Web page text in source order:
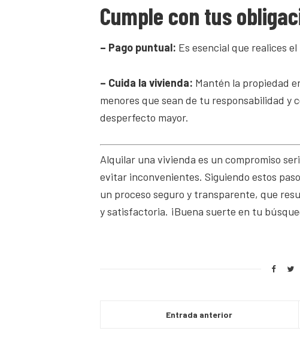
Cumple con tus
– Pago puntual: Es esencial que realices
– Cuida la vivienda: Mantén la propiedad
menores que sean de tu responsabilidad y
desperfecto mayor.
Alquilar una vivienda es un compromiso
evitar inconvenientes. Siguiendo estos
un proceso seguro y transparente, que
y satisfactoria. ¡Buena suerte en tu
Entrada anterior